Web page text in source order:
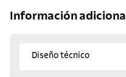
Información adicional
Diseño técnico